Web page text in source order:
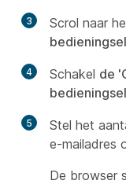
3 Scrol naar
4 Schakel de
5
Stel het
e-mailadres
De browser